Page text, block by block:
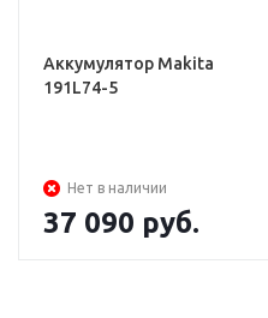
аккумулятор
Аккумулятор Makita
191L74-5
Нет в наличии
37 090 руб.